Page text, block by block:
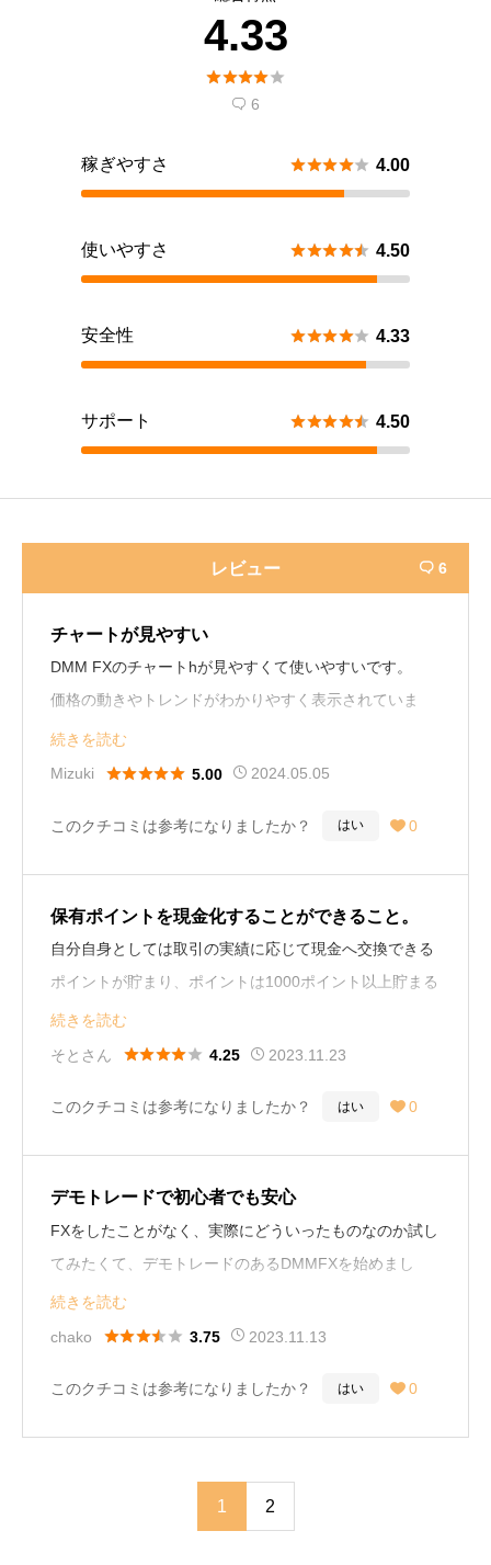
4.33

 6
稼ぎやすさ  4.00
使いやすさ  4.50
安全性  4.33
サポート  4.50
レビュー  6
チャートが見やすい
DMM FXのチャートhが見やすくて使いやすいです。
価格の動きやトレンドがわかりやすく表示されていま
す。ソ連い、チャートのカスタマイズも豊富で、自分の
取引スタイルに合わせて設定ができるのがいい！
続きを読む
Mizuki
 5.00 2024.05.05
このクチコミは参考になりましたか？ はい  0
保有ポイントを現金化することができること。
自分自身としては取引の実績に応じて現金へ交換できる
ポイントが貯まり、ポイントは1000ポイント以上貯まる
と1ポイントが1円として現金に交換が可能であるのでこ
れからFXをがっつり行っていきたいにはおすすめだと思
続きを読む
そとさん
 4.25 2023.11.23
このクチコミは参考になりましたか？ はい  0
デモトレードで初心者でも安心
FXをしたことがなく、実際にどういったものなのか試し
てみたくて、デモトレードのあるDMMFXを始めまし
た。簡単な登録からすぐに使用でき、実際の取引で使用
する画面を使ってのデモトレードのおかげで、初めてで
続きを読む
chako
 3.75 2023.11.13
このクチコミは参考になりましたか？ はい  0
1 2